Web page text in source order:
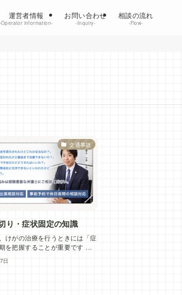
運営者情報
‐Operator information‐
お問い合わせ
‐Inquiry‐
相談の流れ
‐Flow‐
交通事故
り・症状固定の知識
けがの治療を行うときには「症
を把握することが重要です ...
日